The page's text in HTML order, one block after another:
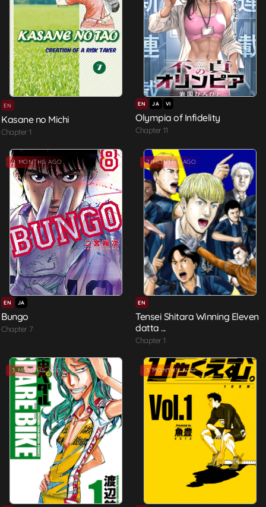
EN
Kasane no Michi
Chapter 1
EN JA VI
Olympia of Infidelity
Chapter 11
2 MONTHS AGO
EN JA
Bungo
Chapter 7
2 MONTHS AGO
EN
Tensei Shitara Winning Eleven
datta ...
Chapter 1
3 MONTHS AGO 3 MONTHS AGO